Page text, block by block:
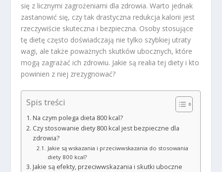
się z licznymi zagrożeniami dla zdrowia. Warto jednak
zastanowić się, czy tak drastyczna redukcja kalorii jest
rzeczywiście skuteczna i bezpieczna. Osoby stosujące
tę dietę często doświadczają nie tylko szybkiej utraty
wagi, ale także poważnych skutków ubocznych, które
mogą zagrażać ich zdrowiu. Jakie są realia tej diety i kto
powinien z niej zrezygnować?
Spis treści
Na czym polega dieta 800 kcal?
Czy stosowanie diety 800 kcal jest bezpieczne dla
zdrowia?
Jakie są wskazania i przeciwwskazania do stosowania
diety 800 kcal?
Jakie są efekty, przeciwwskazania i skutki uboczne